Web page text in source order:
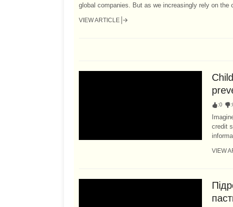
global companies. But as we increasingly rely on the
VIEW ARTICLE
:0 :
credit
VIEW